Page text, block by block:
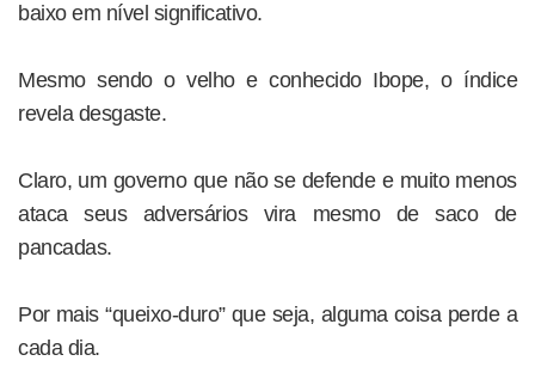
baixo em nível significativo.
Mesmo sendo o velho e conhecido Ibope, o índice
revela desgaste.
Claro, um governo que não se defende e muito menos
ataca seus adversários vira mesmo de saco de
pancadas.
Por mais “queixo-duro” que seja, alguma coisa perde a
cada dia.